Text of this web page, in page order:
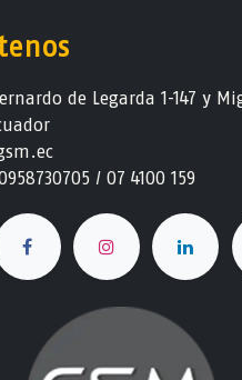
de Legarda 1-147 y
/ 07 4100 159